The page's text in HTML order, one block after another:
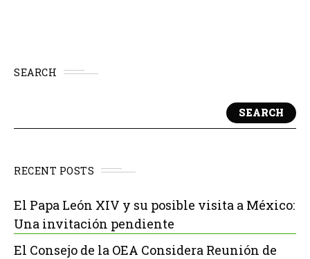
SEARCH
SEARCH
RECENT POSTS
El Papa León XIV y su posible visita a México:
Una invitación pendiente
El Consejo de la OEA Considera Reunión de